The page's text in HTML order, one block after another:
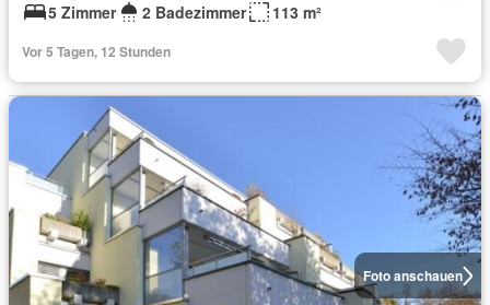
5 Zimmer 2 Badezimmer 113 m²
Vor 5 Tagen, 12 Stunden
Foto anschauen